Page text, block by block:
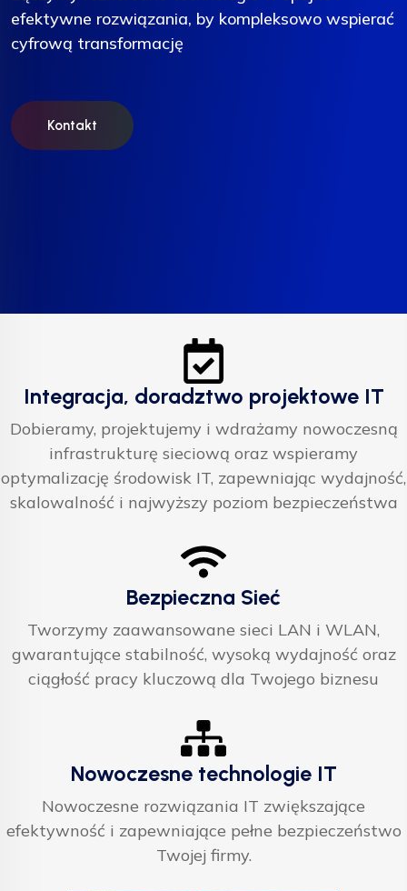
efektywne rozwiązania, by kompleksowo wspierać
cyfrową transformację
Kontakt
efektywne rozwiązania, by kompleksowo wspierać
cyfrową transformację
Kontakt
efektywne rozwiązania, by kompleksowo wspierać
cyfrową transformację
Kontakt
Integracja, doradztwo projektowe IT
Dobieramy, projektujemy i wdrażamy nowoczesną
infrastrukturę sieciową oraz wspieramy
optymalizację środowisk IT, zapewniając wydajność,
skalowalność i najwyższy poziom bezpieczeństwa
Bezpieczna Sieć
Tworzymy zaawansowane sieci LAN i WLAN,
gwarantujące stabilność, wysoką wydajność oraz
ciągłość pracy kluczową dla Twojego biznesu
Nowoczesne technologie IT
Nowoczesne rozwiązania IT zwiększające
efektywność i zapewniające pełne bezpieczeństwo
Twojej firmy.